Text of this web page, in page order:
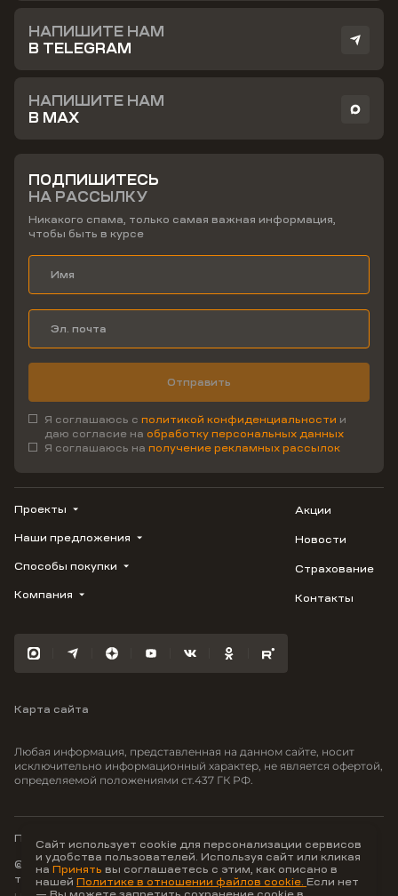
НАПИШИТЕ НАМ
В TELEGRAM
НАПИШИТЕ НАМ
В MAX
ПОДПИШИТЕСЬ
НА РАССЫЛКУ
Никакого спама, только самая важная информация,
чтобы быть в курсе
Отправить
Я соглашаюсь с политикой конфиденциальности и
даю согласие на обработку персональных данных
Я соглашаюсь на получение рекламных рассылок
Проекты
ВЕРН
1799
Флора
Южане
Моретта
Вместе
Наши предложения
Купить квартиру
Студию
3-комнатную
Способы покупки
Трейд-ин
100% оплата
Компания
Карьера
Акции
Новости
Страхование
Контакты
Карта сайта
Любая информация, представленная на данном сайте, носит
исключительно информационный характер, не является офертой,
определяемой положениями ст.437 ГК РФ.
© ООО Неоагентство, ИНН 9703176621,
тел.:+7 800 707-87-38
Политика конфиденциальности
Сайт использует cookie для персонализации сервисов
и удобства пользователей. Используя сайт или кликая
на Принять вы соглашаетесь с этим, как описано в
нашей Политике в отношении файлов cookie. Если нет